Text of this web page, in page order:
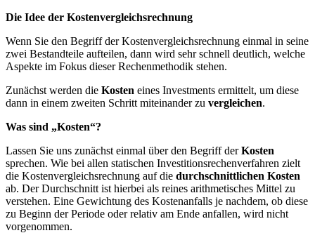
Die Idee der Kostenvergleichsrechnung
Wenn Sie den Begriff der Kostenvergleichsrechnung einmal in seine
zwei Bestandteile aufteilen, dann wird sehr schnell deutlich, welche
Aspekte im Fokus dieser Rechenmethodik stehen.
Zunächst werden die Kosten eines Investments ermittelt, um diese
dann in einem zweiten Schritt miteinander zu vergleichen.
Was sind „Kosten“?
Lassen Sie uns zunächst einmal über den Begriff derKosten
sprechen. Wie bei allen statischen Investitionsrechenverfahren zielt
die Kostenvergleichsrechnung auf die durchschnittlichen Kosten
ab. Der Durchschnitt ist hierbei als reines arithmetisches Mittel zu
verstehen. Eine Gewichtung des Kostenanfalls je nachdem, ob diese
zu Beginn der Periode oder relativ am Ende anfallen, wird nicht
vorgenommen.